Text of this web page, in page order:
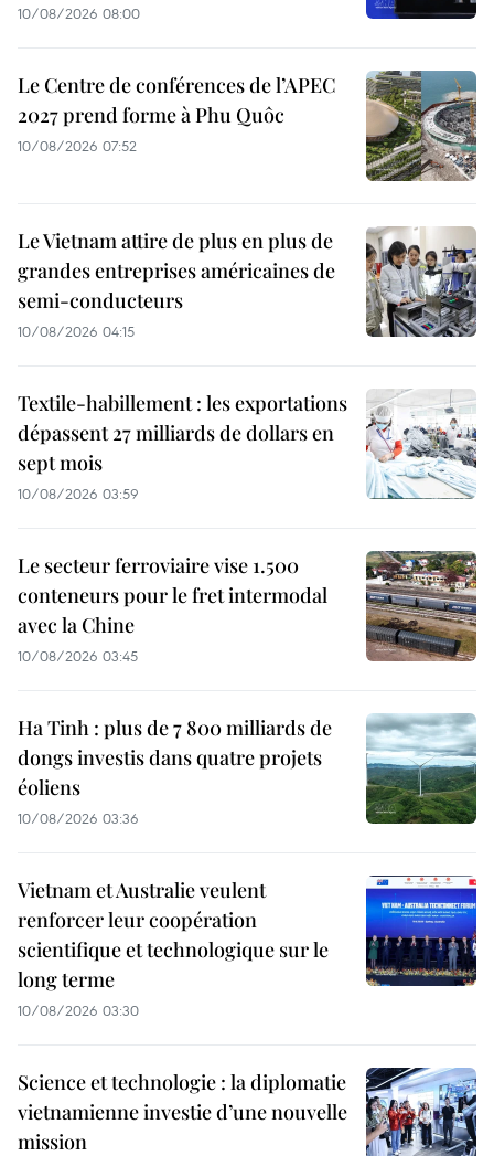
10/08/2026 08:00
Le Centre de conférences de l’APEC
2027 prend forme à Phu Quôc
10/08/2026 07:52
Le Vietnam attire de plus en plus de
grandes entreprises américaines de
semi-conducteurs
10/08/2026 04:15
Textile-habillement : les exportations
dépassent 27 milliards de dollars en
sept mois
10/08/2026 03:59
Le secteur ferroviaire vise 1.500
conteneurs pour le fret intermodal
avec la Chine
10/08/2026 03:45
Ha Tinh : plus de 7 800 milliards de
dongs investis dans quatre projets
éoliens
10/08/2026 03:36
Vietnam et Australie veulent
renforcer leur coopération
scientifique et technologique sur le
long terme
10/08/2026 03:30
Science et technologie : la diplomatie
vietnamienne investie d’une nouvelle
mission